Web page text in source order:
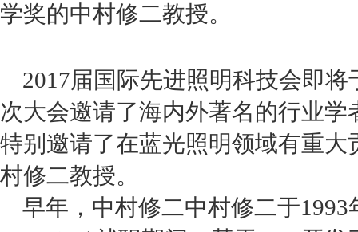
学奖的中村修二教授。
2017届国际先进照明科技会即将
次大会邀请了海内外著名的行业
特别邀请了在蓝光照明领域有重大
村修二教授。
早年，中村修二中村修二于1993